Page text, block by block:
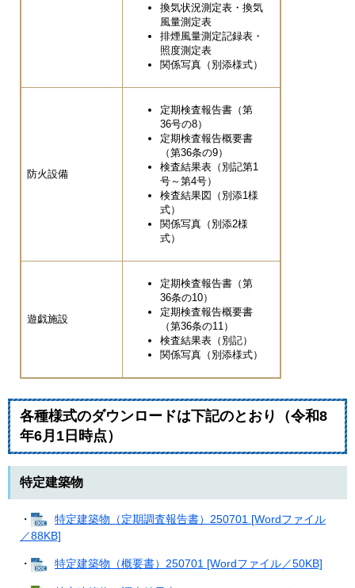
換気状況測定表・換気
風量測定表
排煙風量測定記録表・
照度測定表
関係写真（別添様式）
防火設備
定期検査報告書（第
36号の8）
定期検査報告概要書
（第36条の9）
検査結果表（別記第1
号～第4号）
検査結果図（別添1様
式）
関係写真（別添2様
式）
遊戯施設
定期検査報告書（第
36条の10）
定期検査報告概要書
（第36条の11）
検査結果表（別記）
関係写真（別添様式）
各種様式のダウンロードは下記のとおり（令和8
年6月1日時点）
特定建築物
・
特定建築物（定期調査報告書）250701 [Wordファイル
／88KB]
・ 特定建築物（概要書）250701 [Wordファイル／50KB]